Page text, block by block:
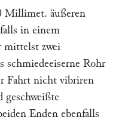
Millimet. äußeren
in einem
mittelst zwei
schmiedeeiserne Rohr
Fahrt nicht vibriren
geschweißte
Enden ebenfalls